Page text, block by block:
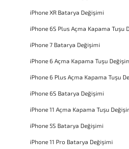
iPhone XR Batarya Değişimi
iPhone 6S Plus Açma Kapama Tuşu
iPhone 7 Batarya Değişimi
iPhone 6 Açma Kapama Tuşu
iPhone 6 Plus Açma Kapama Tuşu
iPhone 6S Batarya Değişimi
iPhone 11 Açma Kapama Tuşu
iPhone 5S Batarya Değişimi
iPhone 11 Pro Batarya Değişimi